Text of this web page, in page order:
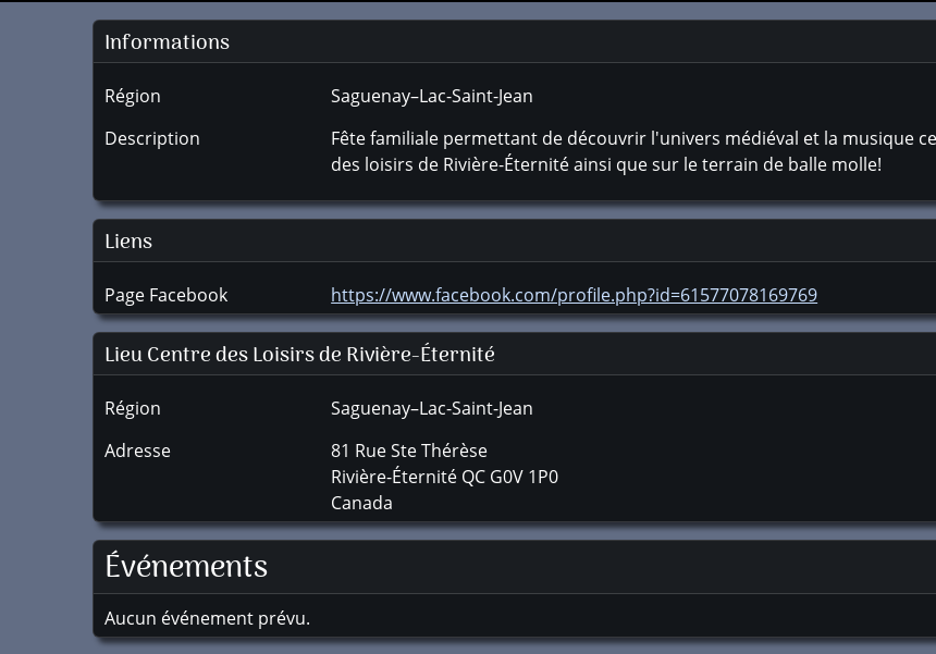
Informations
Région
Saguenay–Lac-Saint-Jean
Description
Fête familiale permettant de découvrir l'univers médiéval et la musique
des loisirs de Rivière-Éternité ainsi que sur le terrain de balle molle!
Liens
Page Facebook https://www.facebook.com/profile.php?id=61577078169769
Lieu Centre des Loisirs de Rivière-Éternité
Région
Saguenay–Lac-Saint-Jean
Adresse
81 Rue Ste Thérèse
Rivière-Éternité QC G0V 1P0
Canada
Événements
Aucun événement prévu.